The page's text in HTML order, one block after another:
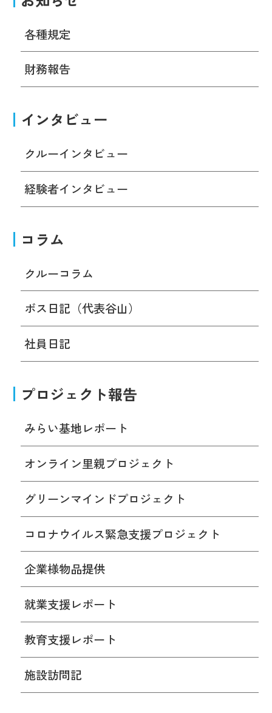
各種規定
財務報告
インタビュー
クルーインタビュー
経験者インタビュー
コラム
クルーコラム
ボス日記（代表谷山）
社員日記
プロジェクト報告
みらい基地レポート
オンライン里親プロジェクト
グリーンマインドプロジェクト
コロナウイルス緊急支援プロジェクト
企業様物品提供
就業支援レポート
教育支援レポート
施設訪問記